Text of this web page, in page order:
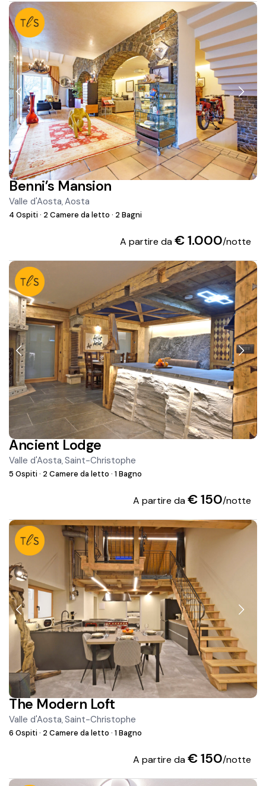
Benni’s Mansion
Valle d'Aosta,Aosta
4 Ospiti· 2 Camere da letto· 2 Bagni
A partire da€ 1.000/notte
Ancient Lodge
Valle d'Aosta,Saint-Christophe
5 Ospiti· 2 Camere da letto· 1 Bagno
A partire da€ 150/notte
The Modern Loft
Valle d'Aosta,Saint-Christophe
6 Ospiti· 2 Camere da letto· 1 Bagno
A partire da€ 150/notte